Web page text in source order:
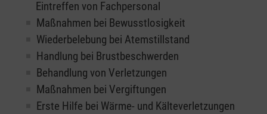
Eintreffen von Fachpersonal
Maßnahmen bei Bewusstlosigkeit
Wiederbelebung bei Atemstillstand
Handlung bei Brustbeschwerden
Behandlung von Verletzungen
Maßnahmen bei Vergiftungen
Erste Hilfe bei Wärme- und Kälteverletzungen